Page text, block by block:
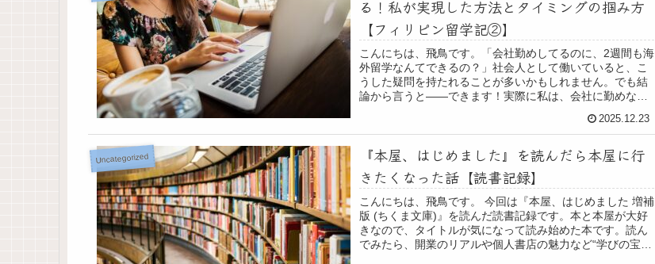
る！私が実現した方法とタイミングの掴み方
【フィリピン留学記②】
こんにちは、飛鳥です。「会社勤めしてるのに、2週間も海
外留学なんてできるの？」社会人として働いていると、こ
うした疑問を持たれることが多いかもしれません。でも結
論から言うと――できます！実際に私は、会社に勤めなが
2025.12.23
Uncategorized
『本屋、はじめました』を読んだら本屋に行
きたくなった話【読書記録】
こんにちは、飛鳥です。 今回は『本屋、はじめました 増補
版 (ちくま文庫)』を読んだ読書記録です。本と本屋が大好
きなので、タイトルが気になって読み始めた本です。読ん
でみたら、開業のリアルや個人書店の魅力など“学びの宝